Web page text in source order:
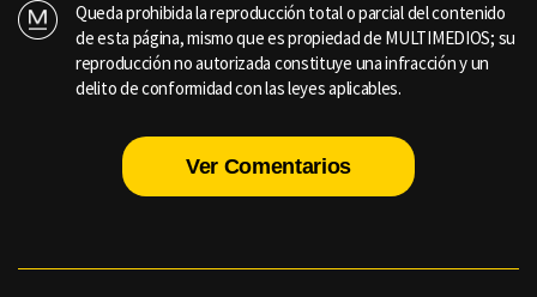
Queda prohibida la reproducción total o parcial del contenido
de esta página, mismo que es propiedad de MULTIMEDIOS; su
reproducción no autorizada constituye una infracción y un
delito de conformidad con las leyes aplicables.
Ver Comentarios